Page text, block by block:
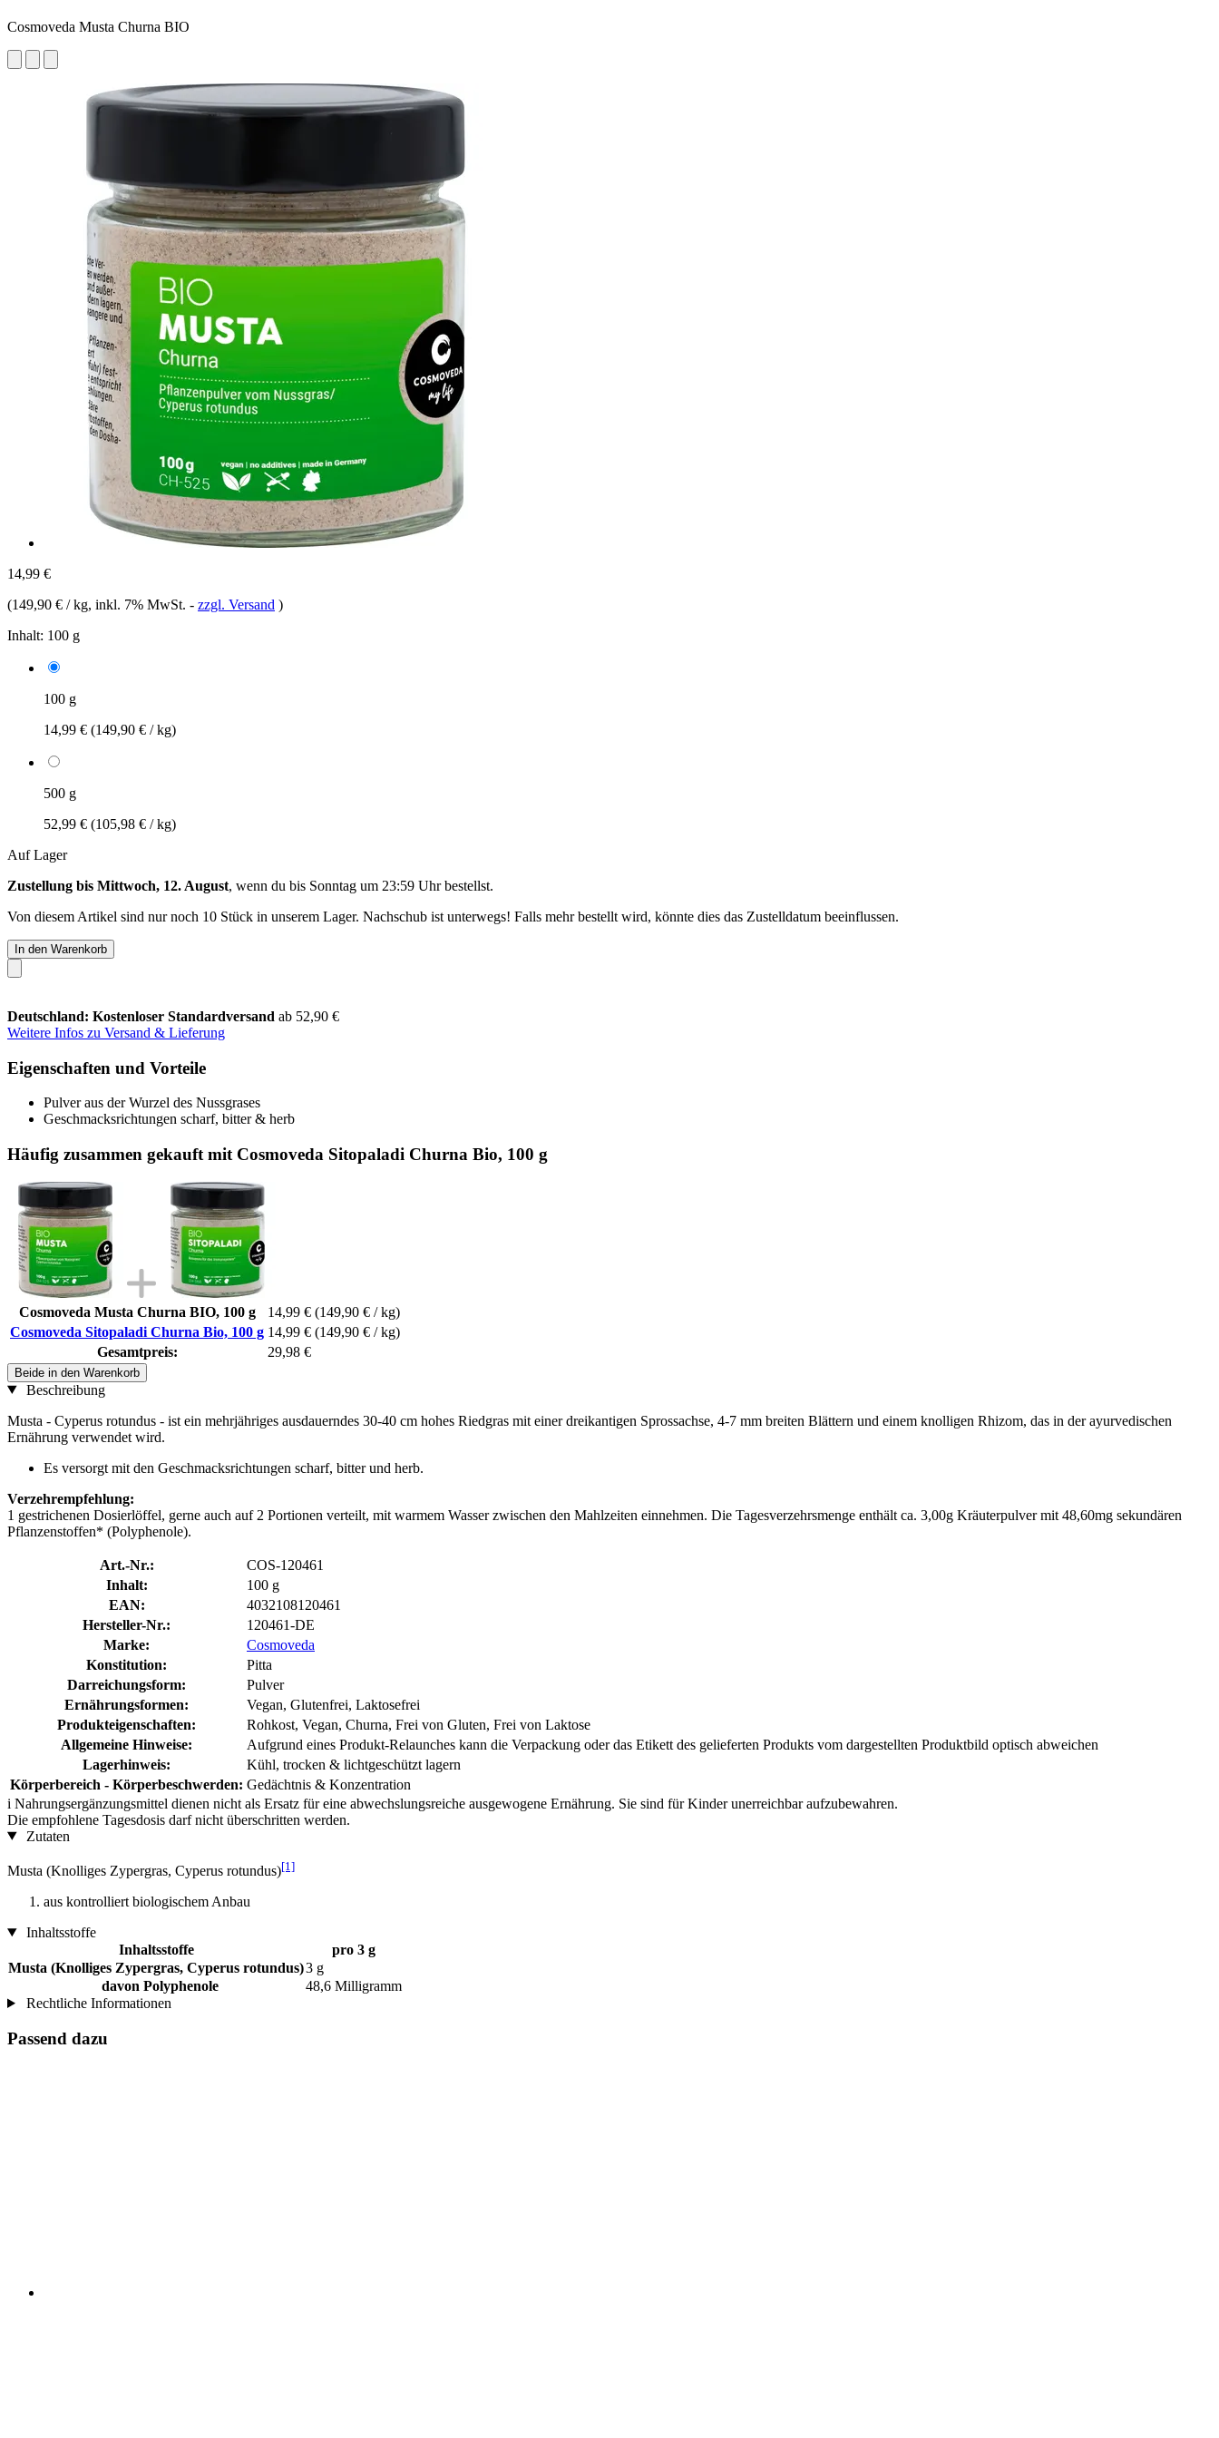
Cosmoveda Musta Churna BIO
14,99 €
(149,90 € / kg, inkl. 7% MwSt. - zzgl. Versand )
Inhalt: 100 g
100 g
14,99 € (149,90 € / kg)
500 g
52,99 € (105,98 € / kg)
Auf Lager
Zustellung bis Mittwoch, 12. August, wenn du bis Sonntag um 23:59 Uhrbestellst.
Von diesem Artikel sind nur noch 10 Stück in unserem Lager. Nachschub ist unterwegs! Falls mehr bestellt wird, könnte dies das Zustelldatum beeinflussen.
In den Warenkorb
Deutschland: Kostenloser Standardversand ab 52,90 €
Weitere Infos zu Versand & Lieferung
Eigenschaften und Vorteile
Pulver aus der Wurzel des Nussgrases
Geschmacks­richtungen scharf, bitter & herb
Häufig zusammen gekauft mit Cosmoveda Sitopaladi Churna Bio, 100 g
Cosmoveda Musta Churna BIO, 100 g 14,99 € (149,90 € / kg)
Cosmoveda Sitopaladi Churna Bio, 100 g 14,99 € (149,90 € / kg)
Gesamtpreis:
29,98 €
Beide in den Warenkorb
Beschreibung
Musta - Cyperus rotundus - ist ein mehrjähriges ausdauerndes 30-40 cm hohes Riedgras mit einer dreikantigen Sprossachse, 4-7 mm breiten Blättern und einem knolligen Rhizom, das in der ayurvedischen
Ernährung verwendet wird.
Es versorgt mit den Geschmacks­richtungen scharf, bitter und herb.
Verzehrempfehlung:
1 gestrichenen Dosierlöffel, gerne auch auf 2 Portionen verteilt, mit warmem Wasser zwischen den Mahlzeiten einnehmen. Die Tagesverzehrsmenge enthält ca. 3,00g Kräuterpulver mit 48,60mg sekundären
Pflanzenstoffen* (Polyphenole).
Art.-Nr.:
COS-120461
Inhalt:
100 g
EAN:
4032108120461
Hersteller-Nr.:
120461-DE
Marke:
Cosmoveda
Konstitution:
Pitta
Darreichungsform:
Pulver
Ernährungsformen:
Vegan, Glutenfrei, Laktosefrei
Produkteigenschaften:
Rohkost, Vegan, Churna, Frei von Gluten, Frei von Laktose
Allgemeine Hinweise:
Aufgrund eines Produkt-Relaunches kann die Verpackung oder das Etikett des gelieferten Produkts vom dargestellten Produktbild optisch abweichen
Lagerhinweis:
Kühl, trocken & lichtgeschützt lagern
Körperbereich - Körperbeschwerden: Gedächtnis & Konzentration
i Nahrungsergänzungsmittel dienen nicht als Ersatz für eine abwechslungsreiche ausgewogene Ernährung. Sie sind für Kinder unerreichbar aufzubewahren.
Die empfohlene Tagesdosis darf nicht überschritten werden.
Zutaten
Musta (Knolliges Zypergras, Cyperus rotundus)[1]
aus kontrolliert biologischem Anbau
Inhaltsstoffe
Inhaltsstoffe
pro 3 g
Musta (Knolliges Zypergras, Cyperus rotundus)3 g
davon Polyphenole
48,6 Milligramm
Rechtliche Informationen
Passend dazu